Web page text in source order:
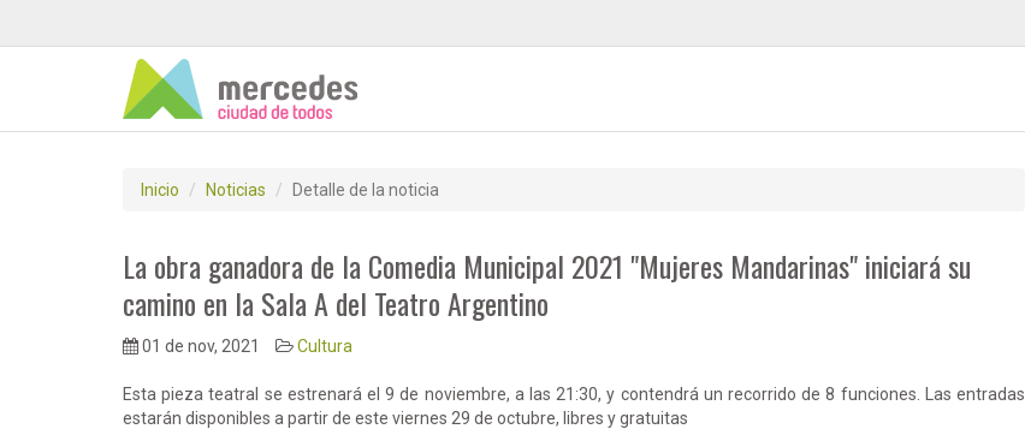
Inicio Noticias Detalle de la noticia
La obra ganadora de la Comedia Municipal 2021 "Mujeres Mandarinas" iniciará su
camino en la Sala A del Teatro Argentino
01 de nov, 2021 Cultura
Esta pieza teatral se estrenará el 9 de noviembre, a las 21:30, y contendrá un recorrido de 8 funciones. Las entradas
estarán disponibles a partir de este viernes 29 de octubre, libres y gratuitas